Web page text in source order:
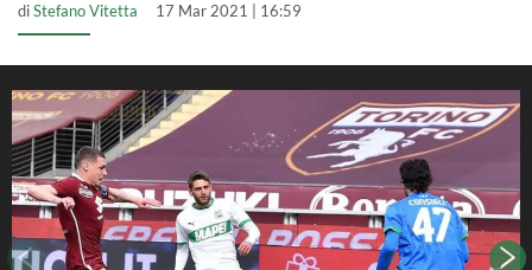
diStefano Vitetta 17 Mar 2021 | 16:59